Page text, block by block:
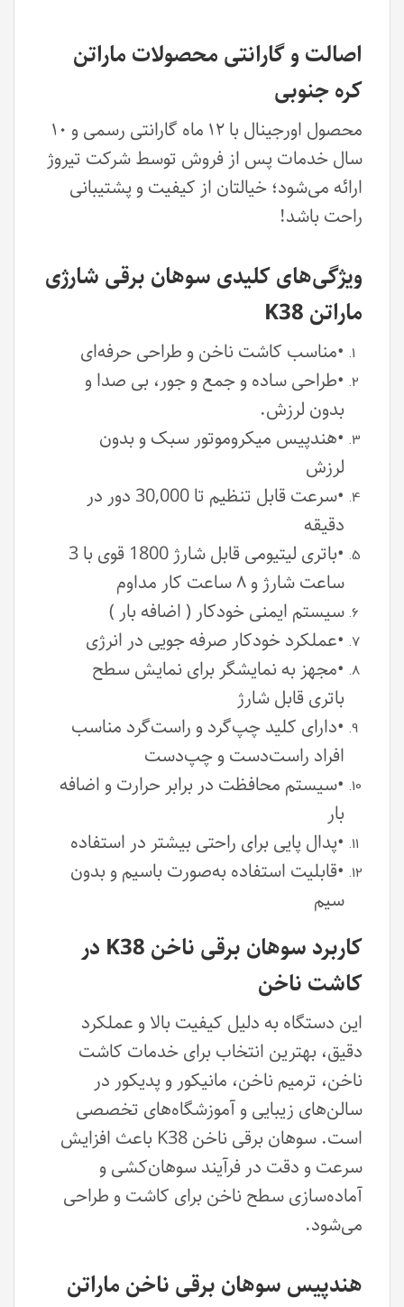
اصالت و گارانتی محصولات ماراتن
کره جنوبی
محصول اورجینال با ۱۲ ماه گارانتی رسمی و ۱۰
سال خدمات پس از فروش توسط شرکت تیروژ
ارائه می‌شود؛ خیالتان از کیفیت و پشتیبانی
راحت باشد!
ویژگی‌های کلیدی سوهان برقی شارژی
ماراتن K38
•مناسب کاشت ناخن و طراحی حرفه‌ای
•طراحی ساده و جمع و جور، بی صدا و
بدون لرزش.
•هندپیس میکروموتور سبک و بدون
لرزش
•سرعت قابل تنظیم تا 30,000 دور در
دقیقه
•باتری لیتیومی قابل شارژ 1800 قوی با 3
ساعت شارژ و ۸ ساعت کار مداوم
سیستم ایمنی خودکار ( اضافه بار )
•عملکرد خودکار صرفه جویی در انرژی
•مجهز به نمایشگر برای نمایش سطح
باتری قابل شارژ
•دارای کلید چپ‌گرد و راست‌گرد مناسب
افراد راست‌دست و چپ‌دست
•سیستم محافظت در برابر حرارت و اضافه
بار
•پدال پایی برای راحتی بیشتر در استفاده
•قابلیت استفاده به‌صورت باسیم و بدون
سیم
کاربرد سوهان برقی ناخن K38 در
کاشت ناخن
این دستگاه به دلیل کیفیت بالا و عملکرد
دقیق، بهترین انتخاب برای خدمات کاشت
ناخن، ترمیم ناخن، مانیکور و پدیکور در
سالن‌های زیبایی و آموزشگاه‌های تخصصی
است. سوهان برقی ناخن K38 باعث افزایش
سرعت و دقت در فرآیند سوهان‌کشی و
آماده‌سازی سطح ناخن برای کاشت و طراحی
می‌شود.
هندپیس سوهان برقی ناخن ماراتن